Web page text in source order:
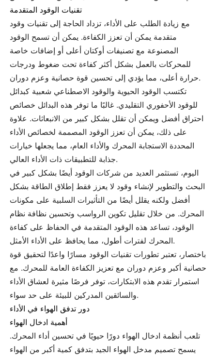
تقنيات الوقود المتقدمة
مع زيادة الطلب على الأداء، تزداد الحاجة إلى تقنيات وقود
متقدمة يمكن أن تعزز الكفاءة. يمكن أن تسمح الوقود
المصنوعة مع تصنيفات أوكتان أعلى أو إضافات خاصة
للمحركات بالعمل بشكل أكثر كفاءة تحت ضغوط ودرجات
حرارة أعلى، مما يؤدي إلى تحسين قوة حصانية وعزم دوران.
تكتسب الوقود الحيوية والوقود الاصطناعي شعبية كبدائل
للوقود الأحفوري التقليدي. غالبًا ما توفر هذه البدائل خصائص
احتراق أفضل ويمكن أن تقلل بشكل كبير من الانبعاثات. علاوة
على ذلك، يمكن أن تعزز الوقود المصممة لخصائص الأداء
المحددة الاستجابة المحرك والأداء العام، مما يجعلها خيارات
جذابة للتطبيقات ذات الأداء العالي.
اليوم، تستثمر العديد من شركات الوقود أيضًا بشكل كبير في
البحث والتطوير لإنشاء وقود لا يعزز فقط إطلاق الطاقة بشكل
أفضل ولكنه يقلل أيضًا من التأثيرات السلبية على مكونات
المحرك. من خلال تقليل تكوين الرواسب وتحسين نظافة نظام
الوقود، تساعد هذه الوقود المتقدمة في الحفاظ على كفاءة
المحرك لفترات أطول، مما يحافظ على الأداء الأمثل.
باختصار، تعتبر تطورات تقنيات الوقود مسارًا واعدًا لتحقيق قوة
حصانية أكبر وعزم دوران مع تعزيز الكفاءة العامة للمحرك. مع
استمرار تقدم هذه الابتكارات، توفر فرصًا مثيرة لعشاق الأداء
والسائقين المدركين للبيئة على حد سواء.
دور تدفق الهواء في الأداء
أهمية ادخال الهواء
تلعب أنظمة ادخال الهواء دورًا حيويًا في تحسين أداء المحرك.
يسمح تصميم مدخل الهواء الجيد بتدفق كمية أكبر من الهواء